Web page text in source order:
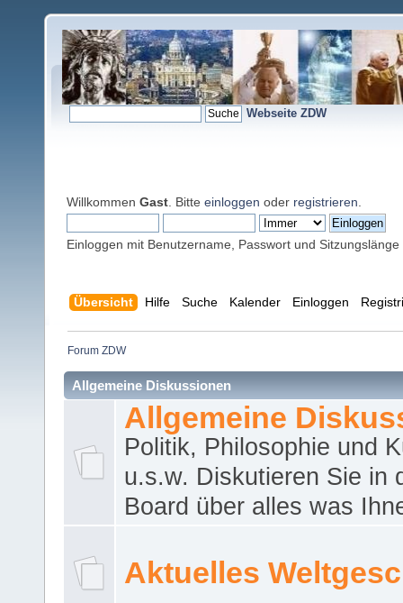
Webseite ZDW
Willkommen Gast . Bitte einloggen oder registrieren
Einloggen mit Benutzername, Passwort und Sitzungslänge
Übersicht Hilfe Suche Kalender Einloggen
Forum ZDW
Allgemeine Diskussionen
Allgemeine
Politik, Philosophie und
u.s.w. Diskutieren Sie in
Board über alles was
Aktuelles